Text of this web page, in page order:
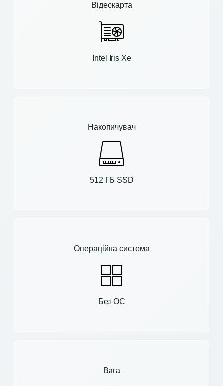
Відеокарта
Intel Iris Xe
Накопичувач
512 ГБ SSD
Операційна система
Без ОС
Вага